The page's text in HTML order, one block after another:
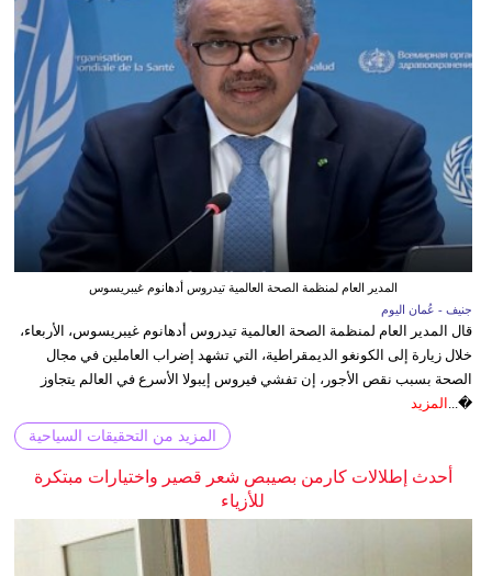
المدير العام لمنظمة الصحة العالمية تيدروس أدهانوم غيبريسوس
جنيف - عُمان اليوم
قال المدير العام لمنظمة الصحة العالمية تيدروس أدهانوم غيبريسوس، الأربعاء،
خلال زيارة إلى الكونغو الديمقراطية، التي تشهد إضراب العاملين في مجال
الصحة بسبب نقص الأجور، إن تفشي فيروس إيبولا الأسرع في العالم يتجاوز
�... المزيد
المزيد من التحقيقات السياحية
أحدث إطلالات كارمن بصيبص شعر قصير واختيارات مبتكرة
للأزياء